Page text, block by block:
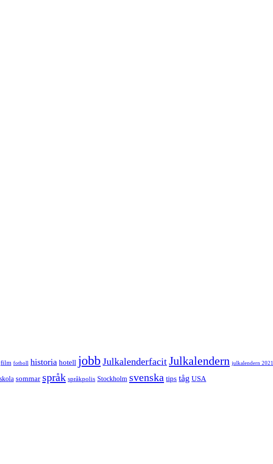
film fotboll historia hotell jobb JulkalenderfacitJulkalendern julkalendern 2021
skola sommar språk språkpolis Stockholm svenska tips tåg USA